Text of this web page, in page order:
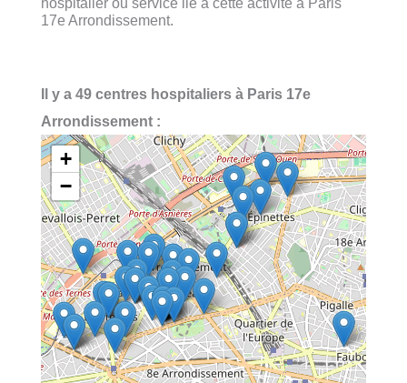
17e Arrondissement.
Il y a 49 centres hospitaliers à Paris 17e
Arrondissement :
+
−